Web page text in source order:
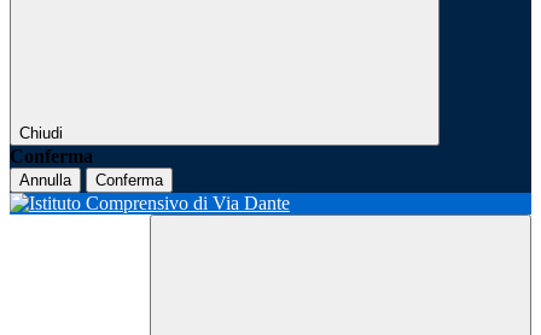
Chiudi
Conferma
Annulla Conferma